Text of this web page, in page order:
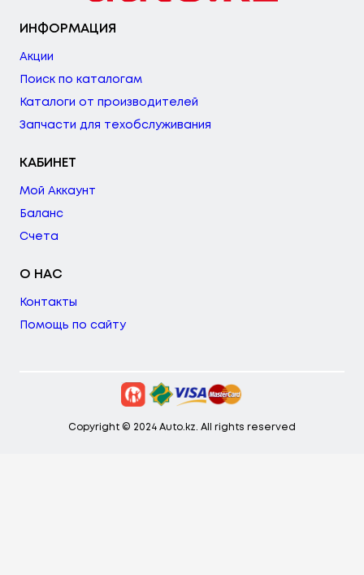
ИНФОРМАЦИЯ
Акции
Поиск по каталогам
Каталоги от производителей
Запчасти для техобслуживания
КАБИНЕТ
Мой Аккаунт
Баланс
Счета
О НАС
Контакты
Помощь по сайту
Copyright © 2024 Auto.kz. All rights reserved